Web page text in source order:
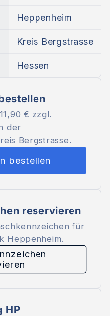
Heppenheim
Kreis Bergstrasse
Hessen
11,90 € zzgl.
der
Bergstrasse.
bestellen
reservieren
für
Heppenheim.
HP